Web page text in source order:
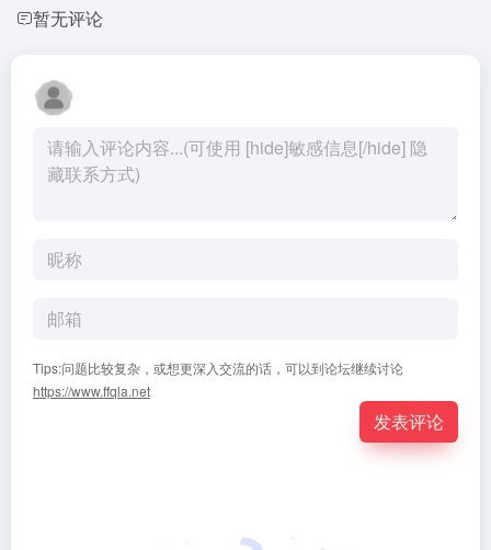
暂无评论
Tips:问题比较复杂，或想更深入交流的话，可以到论坛继续讨论
https://www.ffqla.net
发表评论